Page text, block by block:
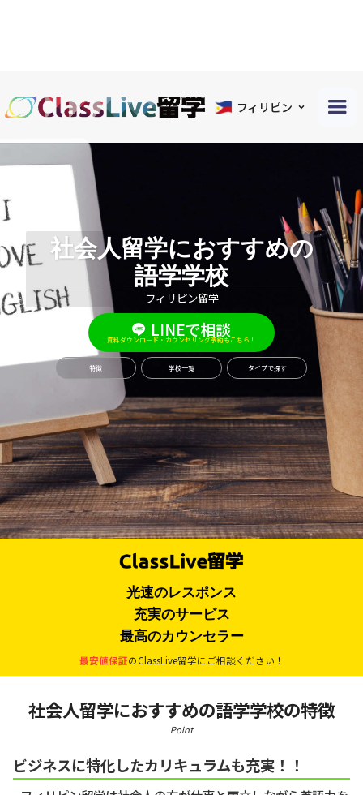
フィリピン
社会人留学におすすめの
語学学校
フィリピン留学
LINEで相談
資料ダウンロード・カウンセリング予約もこちら！
特徴 学校一覧 タイプで探す
光速のレスポンス
充実のサービス
最高のカウンセラー
最安値保証のClassLive留学にご相談ください！
社会人留学におすすめの語学学校の特徴
Point
ビジネスに特化したカリキュラムも充実！！